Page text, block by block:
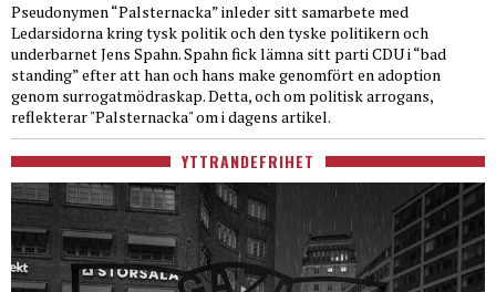
Pseudonymen “Palsternacka” inleder sitt samarbete med
Ledarsidorna kring tysk politik och den tyske politikern och
underbarnet Jens Spahn. Spahn fick lämna sitt parti CDU i “bad
standing” efter att han och hans make genomfört en adoption
genom surrogatmödraskap. Detta, och om politisk arrogans,
reflekterar "Palsternacka" om i dagens artikel.
YTTRANDEFRIHET